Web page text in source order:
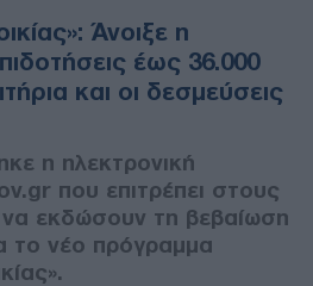
Άνοιξε η
έως 36.000
και οι δεσμεύσεις
η ηλεκτρονική
που επιτρέπει στους
εκδώσουν τη βεβαίωση
το νέο πρόγραμμα